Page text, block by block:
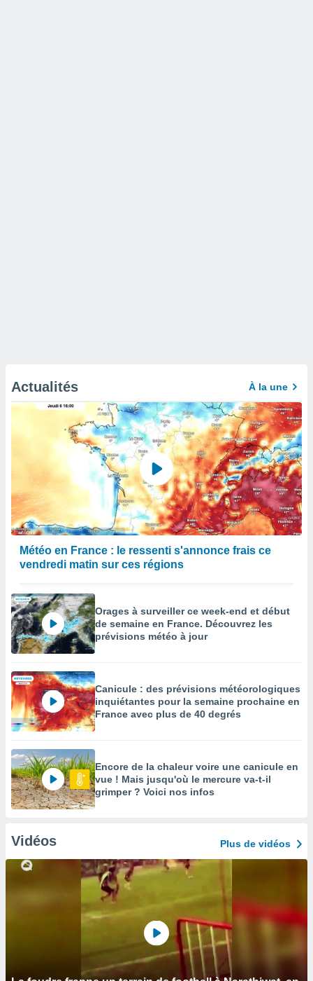
Actualités À la une
Météo en France : le ressenti s'annonce frais ce
vendredi matin sur ces régions
Orages à surveiller ce week-end et début
de semaine en France. Découvrez les
prévisions météo à jour
Canicule : des prévisions météorologiques
inquiétantes pour la semaine prochaine en
France avec plus de 40 degrés
Encore de la chaleur voire une canicule en
vue ! Mais jusqu'où le mercure va-t-il
grimper ? Voici nos infos
Vidéos Plus de vidéos